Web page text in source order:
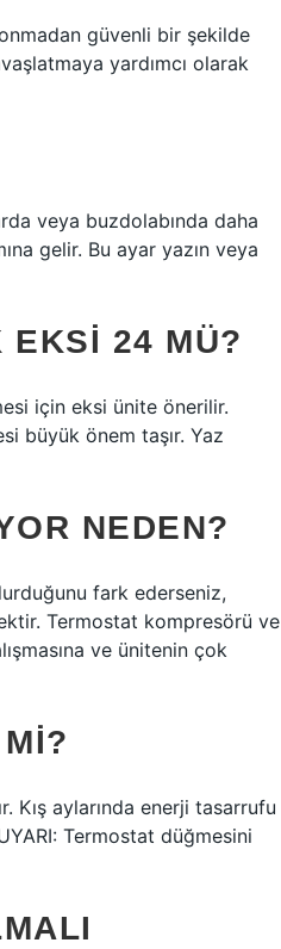
güvenli bir şekilde
yardımcı olarak
veya buzdolabında daha
gelir. Bu ayar yazın veya
EKSI 24 MÜ?
için eksi ünite önerilir.
büyük önem taşır. Yaz
NEDEN?
fark ederseniz,
Termostat kompresörü ve
ve ünitenin çok
Kış aylarında enerji tasarrufu
Termostat düğmesini